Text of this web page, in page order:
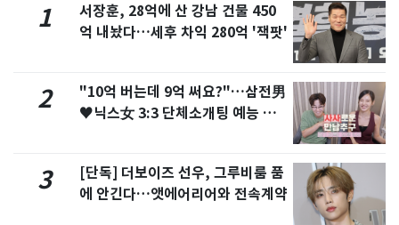
1
서장훈, 28억에 산 강남 건물 450
억 내놨다…세후 차익 280억 '잭팟'
2
"10억 버는데 9억 써요?"…삼전男
♥닉스女 3:3 단체소개팅 예능 화
3
[단독] 더보이즈 선우, 그루비룸 품
에 안긴다…앳에어리어와 전속계약